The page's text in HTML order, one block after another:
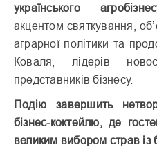
українського
акцентом святкування,
аграрної політики та
Коваля, лідерів
представників бізнесу.
Подію завершить
бізнес-коктейлю, де
великим вибором страв із